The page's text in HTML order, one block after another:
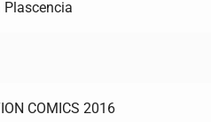
Plascencia
COMICS 2016